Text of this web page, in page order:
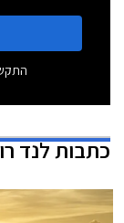
כתבותלנד